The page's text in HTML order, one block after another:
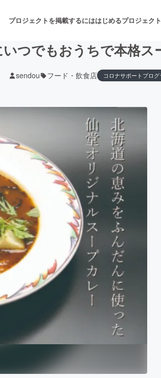
プロジェクトを掲載するにははじめるプロジェク
舞台・
ーム・サービス開発 フード
籍・雑誌出版
レンジ ビュー
CAMPFIRE for Social Good
CAMPFIRE
CAMPFIREふるさと納税
machi-ya
つでもおうちで本格
sendou フード・飲食店 コロナサポートプロ